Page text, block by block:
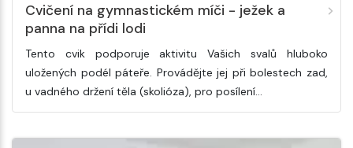
Cvičení na gymnastickém míči - ježek a
panna na přídi lodi
Tento cvik podporuje aktivitu Vašich svalů hluboko
uložených podél páteře. Provádějte jej při bolestech zad,
u vadného držení těla (skolióza), pro posílení…